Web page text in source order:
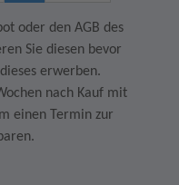
oder den AGB des
Sie diesen bevor
erwerben.
nach Kauf mit
einen Termin zur